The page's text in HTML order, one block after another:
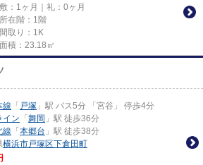
敷：1ヶ月｜礼：0ヶ月
所在階：1階
間取り：1K
面積：23.18㎡
線 「 戸塚 」駅 バス5分 「宮谷」 停歩4分
イン 「 舞岡 」駅 徒歩36分
線 「 本郷台 」駅 徒歩38分
横浜市戸塚区下倉田町